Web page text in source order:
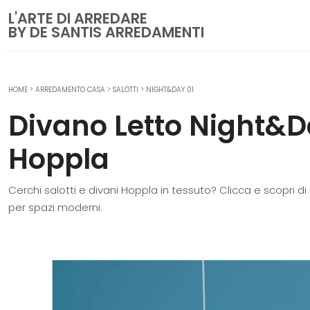
L'ARTE DI ARREDARE
BY DE SANTIS ARREDAMENTI
CUCINE
Cucine Moderne
Cucine Classiche
Cucine su misura
ZONA GIORNO
Salotti
HOME > ARREDAMENTO CASA > SALOTTI > NIGHT&DAY 01
Divano Letto
Hoppla
Cerchi salotti e divani Hoppla in tessuto? Clicca e scopri di
per spazi moderni.